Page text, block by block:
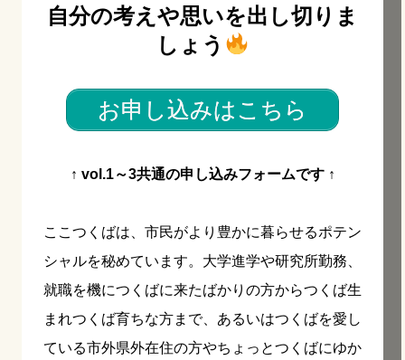
自分の考えや思いを出し切りま
しょう
お申し込みはこちら
↑ vol.1～3共通の申し込みフォームです ↑
ここつくばは、市民がより豊かに暮らせるポテン
シャルを秘めています。大学進学や研究所勤務、
就職を機につくばに来たばかりの方からつくば生
まれつくば育ちな方まで、あるいはつくばを愛し
ている市外県外在住の方やちょっとつくばにゆか